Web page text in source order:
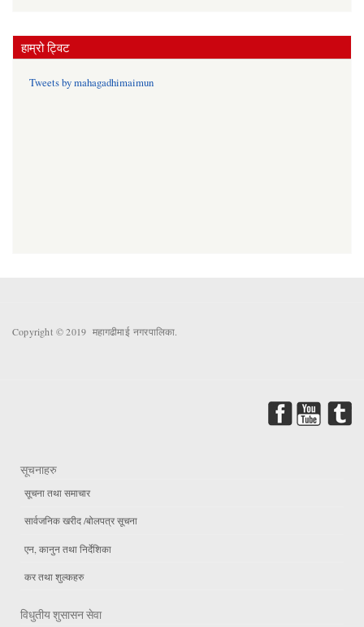
हाम्रो ट्विट
Tweets by mahagadhimaimun
Copyright © 2019 महागढीमाई नगरपालिका.
सूचनाहरु
सूचना तथा समाचार
सार्वजनिक खरीद /बोलपत्र सूचना
एन, कानुन तथा निर्देशिका
कर तथा शुल्कहरु
विधुतीय शुसासन सेवा